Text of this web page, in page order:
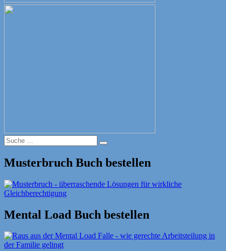
Suche
nach:
Suche
Musterbruch Buch bestellen
Mental Load Buch bestellen